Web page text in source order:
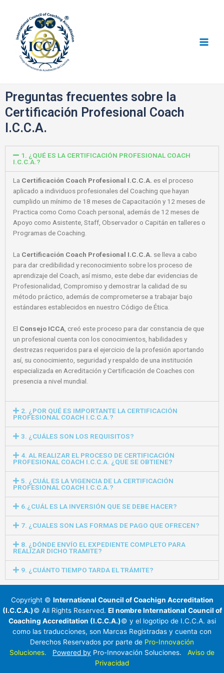
Preguntas frecuentes sobre la
Certificación Profesional Coach
I.C.C.A.
1. ¿QUÉ ES LA CERTIFICACIÓN PROFESIONAL COACH
I.C.C.A.?
La Certificación Coach Profesional I.C.C.A. es el proceso
aplicado a individuos profesionales del Coaching que hayan
cumplido un mínimo de 18 meses de Capacitación y 12 meses de
Practica como Como Coach personal, además de 12 meses de
Apoyo como Asistente, Staff, Observador o Capitán en talleres o
Programas de Coaching.
La Certificación Coach Profesional I.C.C.A. se lleva a cabo
para dar credibilidad y reconocimiento sobre los proceso de
aprendizaje del Coach, así mismo, este debe dar evidencias de
Profesionalidad, Compromiso y demostrar la calidad de su
método práctico, además de comprometerse a trabajar bajo
estándares establecidos en nuestro Código de Ética.
El Consejo ICCA , creó este proceso para dar constancia de que
un profesional cuenta con los conocimientos, habilidades y
destrezas requeridos para el ejercicio de la profesión aportando
así, su conocimiento, seguridad y respaldo de una institución
especializada en Acreditación y Certificación de Coaches con
presencia a nivel mundial.
2. ¿POR QUÉ ES IMPORTANTE LA CERTIFICACIÓN
PROFESIONAL COACH I.C.C.A.?
3. ¿CUÁLES SON LOS REQUISITOS?
4. AL REALIZAR EL PROCESO DE CERTIFICACIÓN
PROFESIONAL COACH I.C.C.A. ¿QUE SE OBTIENE?
5. ¿CUÁL ES LA VIGENCIA DE LA CERTIFICACIÓN
PROFESIONAL COACH I.C.C.A.?
6.¿CUÁL ES LA INVERSIÓN QUE SE DEBE HACER?
7. ¿CUALES SON LAS FORMAS DE PAGO QUE OFRECEN?
8. ¿DÓNDE ENVÍO EL EXPEDIENTE COMPLETO PARA
REALIZAR DICHO TRAMITE?
9. ¿CUÁNTO TIEMPO TARDA EL TRÁMITE?
Copyright © International Council of Coachign Accreditation
(I.C.C.A.)© All Rights Reserved. El nombre International Council of
Coaching Accreditation (I.C.C.A.)© y el logotipo de I.C.C.A. asi
como las traducciones, son Marcas Registradas y cuenta con
Derechos Reservados por parte de Pro-Innovación
Soluciones.
Powered by Pro-Innovación Soluciones.
Aviso de
Privacidad